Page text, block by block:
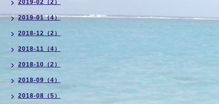
2019-02（2）
2019-01（4）
2018-12（2）
2018-11（4）
2018-10（2）
2018-09（4）
2018-08（5）